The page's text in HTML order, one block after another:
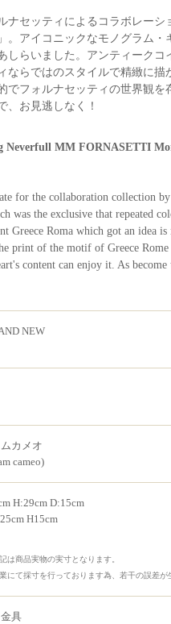
ナセッティによるコラボレー
。アイコニックなモノグラム
しらいました。アンティーク
ならではのスタイルで精緻に
でフォルナセッティの世界観
、お見逃しなく！
Neverfull MM FORNASETTI
for the collaboration collection
was the exclusive that repeated
Greece Roma which got an idea
print of the motif of Greece Rome
content can enjoy it. As
NEW
カメオ
cameo)
H:29cm D:15cm
H15cm
は商品実物の実寸となります。
にて採寸を行っております為、若干の誤差
具